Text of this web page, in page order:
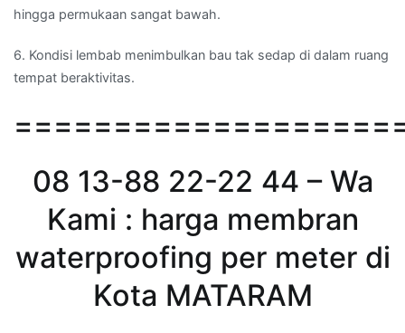
hingga permukaan sangat bawah.
6. Kondisi lembab menimbulkan bau tak sedap di dalam ruang
tempat beraktivitas.
08 13-88 22-22 44 – Wa
Kami : harga membran
waterproofing per meter di
Kota MATARAM